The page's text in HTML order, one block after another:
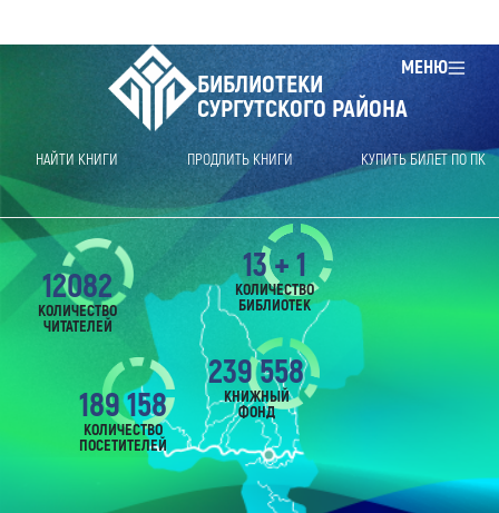
МЕНЮ
БИБЛИОТЕКИ
СУРГУТСКОГО РАЙОНА
НАЙТИ КНИГИ ПРОДЛИТЬ КНИГИ КУПИТЬ БИЛЕТ ПО ПК
12082
КОЛИЧЕСТВО
ЧИТАТЕЛЕЙ
189 158
КОЛИЧЕСТВО
ПОСЕТИТЕЛЕЙ
239 558
КНИЖНЫЙ
ФОНД
13 + 1
КОЛИЧЕСТВО
БИБЛИОТЕК